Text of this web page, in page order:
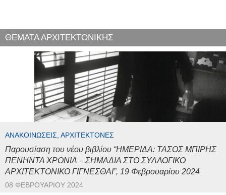
ΘΕΜΑΤΑ ΑΡΧΙΤΕΚΤΟΝΙΚΗΣ
ΑΝΑΚΟΙΝΏΣΕΙΣ, ΑΡΧΙΤΈΚΤΟΝΕΣ
Παρουσίαση του νέου βιβλίου “ΗΜΕΡΙΔΑ: ΤΑΣΟΣ ΜΠΙΡΗΣ
ΠΕΝΗΝΤΑ ΧΡΟΝΙΑ – ΣΗΜΑΔΙΑ ΣΤΟ ΣΥΛΛΟΓΙΚΟ
ΑΡΧΙΤΕΚΤΟΝΙΚΟ ΓΙΓΝΕΣΘΑΙ”, 19 Φεβρουαρίου 2024
08 ΦΕΒΡΟΥΑΡΊΟΥ 2024